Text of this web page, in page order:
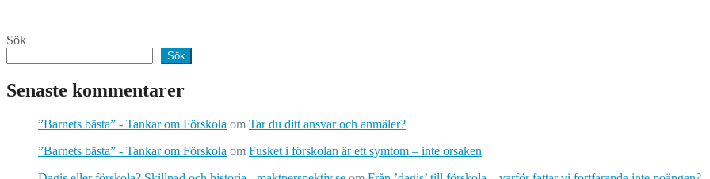
Sök
Sök
Senaste kommentarer
”Barnets bästa” - Tankar om Förskola om Tar du ditt ansvar och anmäler?
”Barnets bästa” - Tankar om Förskola om Fusket i förskolan är ett symtom – inte orsaken